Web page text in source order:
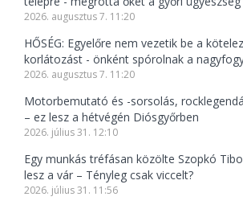
2026. augusztus 7. 11:20
HŐSÉG: Egyelőre nem vezetik be a
korlátozást - önként spórolnak a
2026. augusztus 7. 11:20
Motorbemutató és -sorsolás,
– ez lesz a hétvégén Diósgyőrben
2026. július 31. 12:10
Egy munkás tréfásan közölte Szopkó
lesz a vár – Tényleg csak viccelt?
2026. július 31. 11:56